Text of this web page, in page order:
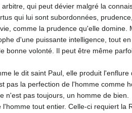
arbitre, qui peut dévier malgré la
qui lui sont subordon­nées,
comme la prudence qu'elle domine.
d'une puissante intelligence, tout
volonté. Il peut être même
le dit saint Paul, elle produit
la perfection de l'homme comme
n'est pas toujours, un homme de bien.
tout entier. Celle-ci requiert la